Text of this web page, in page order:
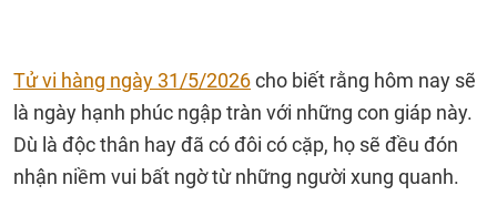
Tử vi hàng ngày 31/5/2026cho biết rằng hôm nay sẽ
là ngày hạnh phúc ngập tràn với những con giáp này.
Dù là độc thân hay đã có đôi có cặp, họ sẽ đều đón
nhận niềm vui bất ngờ từ những người xung quanh.